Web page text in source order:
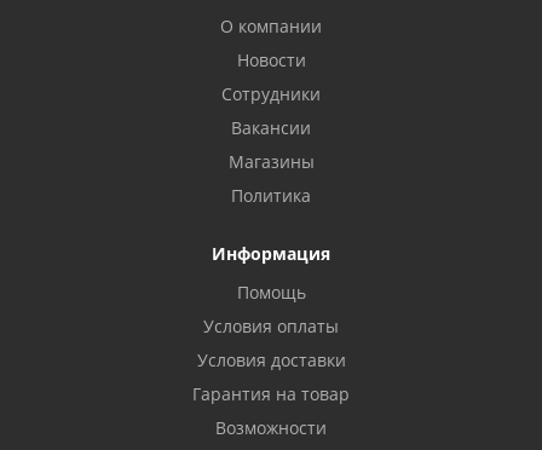
О компании
Новости
Сотрудники
Вакансии
Магазины
Политика
Информация
Помощь
Условия оплаты
Условия доставки
Гарантия на товар
Возможности